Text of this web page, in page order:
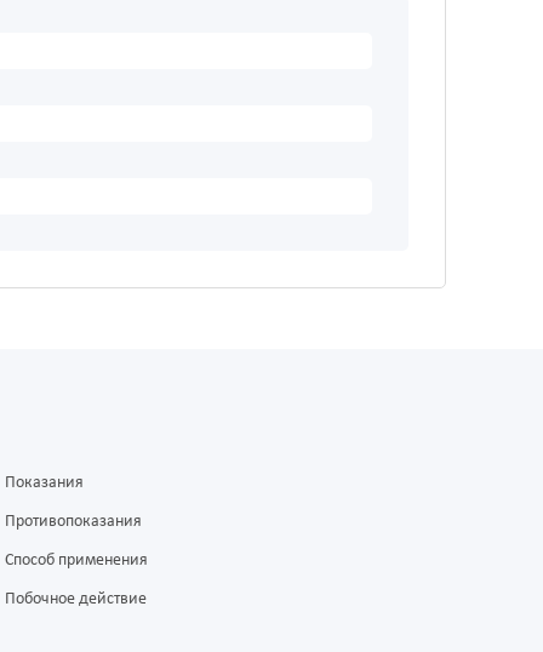
Показания
Противопоказания
Способ применения
Побочное действие